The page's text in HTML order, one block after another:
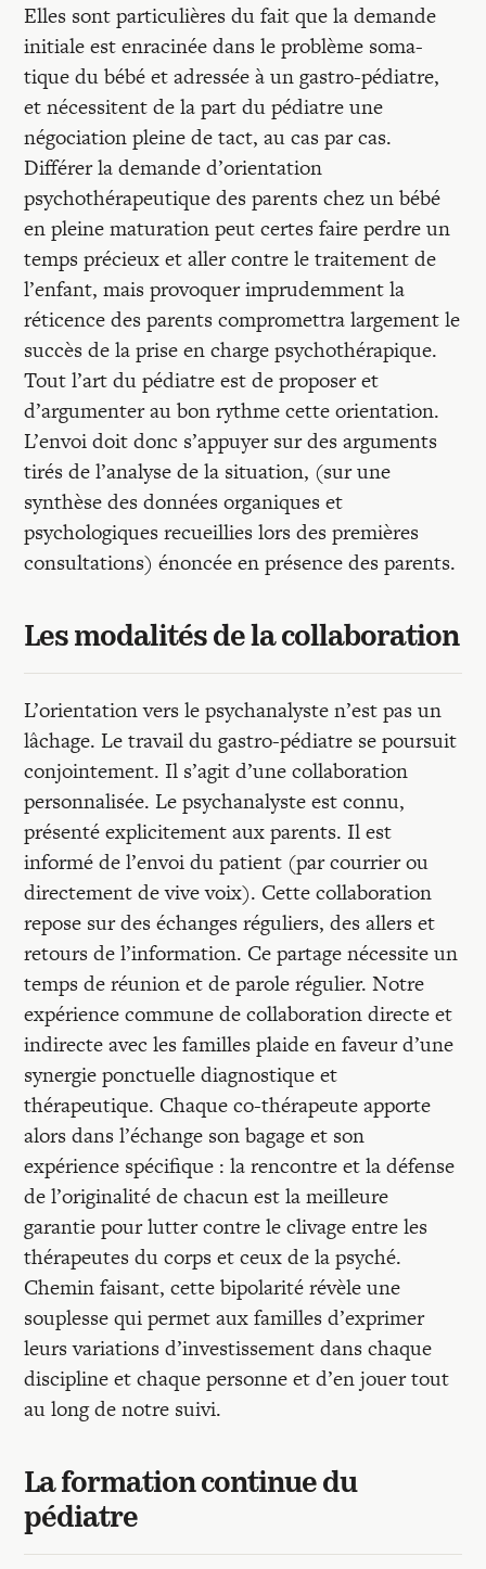
Elles sont particulières du fait que la demande
initiale est enracinée dans le problème soma-
tique du bébé et adressée à un gastro-pédiatre,
et nécessitent de la part du pédiatre une
négociation pleine de tact, au cas par cas.
Différer la demande d’orientation
psychothérapeutique des parents chez un bébé
en pleine maturation peut certes faire perdre un
temps précieux et aller contre le traitement de
l’enfant, mais provoquer imprudemment la
réticence des parents compromettra largement le
succès de la prise en charge psychothérapique.
Tout l’art du pédiatre est de proposer et
d’argumenter au bon rythme cette orientation.
L’envoi doit donc s’appuyer sur des arguments
tirés de l’analyse de la situation, (sur une
synthèse des données organiques et
psychologiques recueillies lors des premières
consultations) énoncée en présence des parents.
Les modalités de la collaboration
L’orientation vers le psychanalyste n’est pas un
lâchage. Le travail du gastro-pédiatre se poursuit
conjointement. Il s’agit d’une collaboration
personnalisée. Le psychanalyste est connu,
présenté explicitement aux parents. Il est
informé de l’envoi du patient (par courrier ou
directement de vive voix). Cette collaboration
repose sur des échanges réguliers, des allers et
retours de l’information. Ce partage nécessite un
temps de réunion et de parole régulier. Notre
expérience commune de collaboration directe et
indirecte avec les familles plaide en faveur d’une
synergie ponctuelle diagnostique et
thérapeutique. Chaque co-thérapeute apporte
alors dans l’échange son bagage et son
expérience spécifique : la rencontre et la défense
de l’originalité de chacun est la meilleure
garantie pour lutter contre le clivage entre les
thérapeutes du corps et ceux de la psyché.
Chemin faisant, cette bipolarité révèle une
souplesse qui permet aux familles d’exprimer
leurs variations d’investissement dans chaque
discipline et chaque personne et d’en jouer tout
au long de notre suivi.
La formation continue du
pédiatre